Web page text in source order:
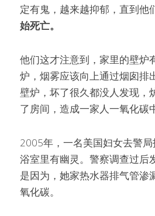
定有鬼，越来越抑郁，直到他
始死亡。
他们这才注意到，家里的壁炉
炉，烟雾应该向上通过烟囱排
壁炉，坏了很久都没人发现，
了房间，造成一家人一氧化碳
2005年，一名美国妇女去警
浴室里有幽灵。警察调查过后
是因为，她家热水器排气管渗
氧化碳。